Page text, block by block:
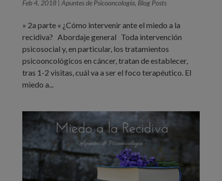
Feb 4, 2018| Apuntes de Psicooncología, Blog Posts
» 2a parte « ¿Cómo intervenir ante el miedo a la
recidiva? Abordaje general Toda intervención
psicosocial y, en particular, los tratamientos
psicooncológicos en cáncer, tratan de establecer,
tras 1-2 visitas, cuál va a ser el foco terapéutico. El
miedo a...